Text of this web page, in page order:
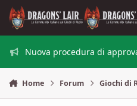
Vai al contenuto
Nuova procedura di
Home Forum Giochi di